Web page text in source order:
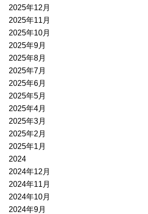
2025年12月
2025年11月
2025年10月
2025年9月
2025年8月
2025年7月
2025年6月
2025年5月
2025年4月
2025年3月
2025年2月
2025年1月
2024
2024年12月
2024年11月
2024年10月
2024年9月